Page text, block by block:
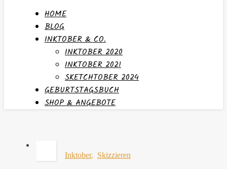
HOME
BLOG
INKTOBER & CO.
INKTOBER 2020
INKTOBER 2021
SKETCHTOBER 2024
GEBURTSTAGSBUCH
SHOP & ANGEBOTE
Inktober, Skizzieren